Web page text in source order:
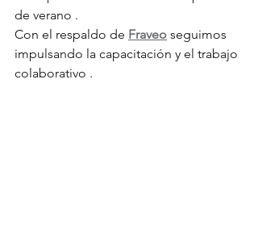
de verano .
Con el respaldo de Fraveo seguimos
impulsando la capacitación y el trabajo
colaborativo .